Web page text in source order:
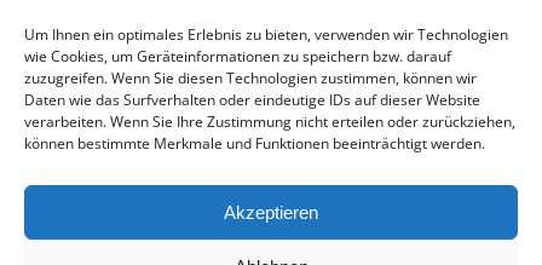
Um Ihnen ein optimales Erlebnis zu bieten, verwenden wir Technologien
wie Cookies, um Geräteinformationen zu speichern bzw. darauf
zuzugreifen. Wenn Sie diesen Technologien zustimmen, können wir
Daten wie das Surfverhalten oder eindeutige IDs auf dieser Website
verarbeiten. Wenn Sie Ihre Zustimmung nicht erteilen oder zurückziehen,
können bestimmte Merkmale und Funktionen beeinträchtigt werden.
Akzeptieren
Nach der erfolgreichen Erstauflage für 2011, nun der Nachfolger
für 2014.
Zwölf Seiten, hochwertiger Offsetdruck auf 250g/m² glänzendem
Bilderdruckpapier, Seitenformat 49×34 cm.
NATURWEISSIN DEN WARENKORB